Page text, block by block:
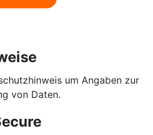
um Angaben zur
von Daten.